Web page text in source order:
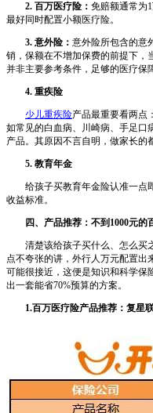
2. 百万医疗险： 免赔额通常为
最好同时配置小额医疗险。
3. 意外险： 意外险所包含的意
销，保额在不增加保费的前提下，
并非主要参考条件，足够的医疗保
4. 重疾险
少儿重疾险产品最重要看两点
如常见的白血病、川崎病、手足口
产品。其原因不言自明，做家长的
5. 教育年金
给孩子买教育年金险认准一点即
收益标准。
四、产品推荐：不到1000元的
清楚该给孩子买什么、怎么买
点不夸张的讲，外行人万元配置出
可能很接近，这便是知识和科学保
出一套能省70%预算的方案。
1.百万医疗险产品推荐：复星